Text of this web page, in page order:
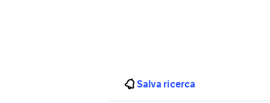
Salva ricerca